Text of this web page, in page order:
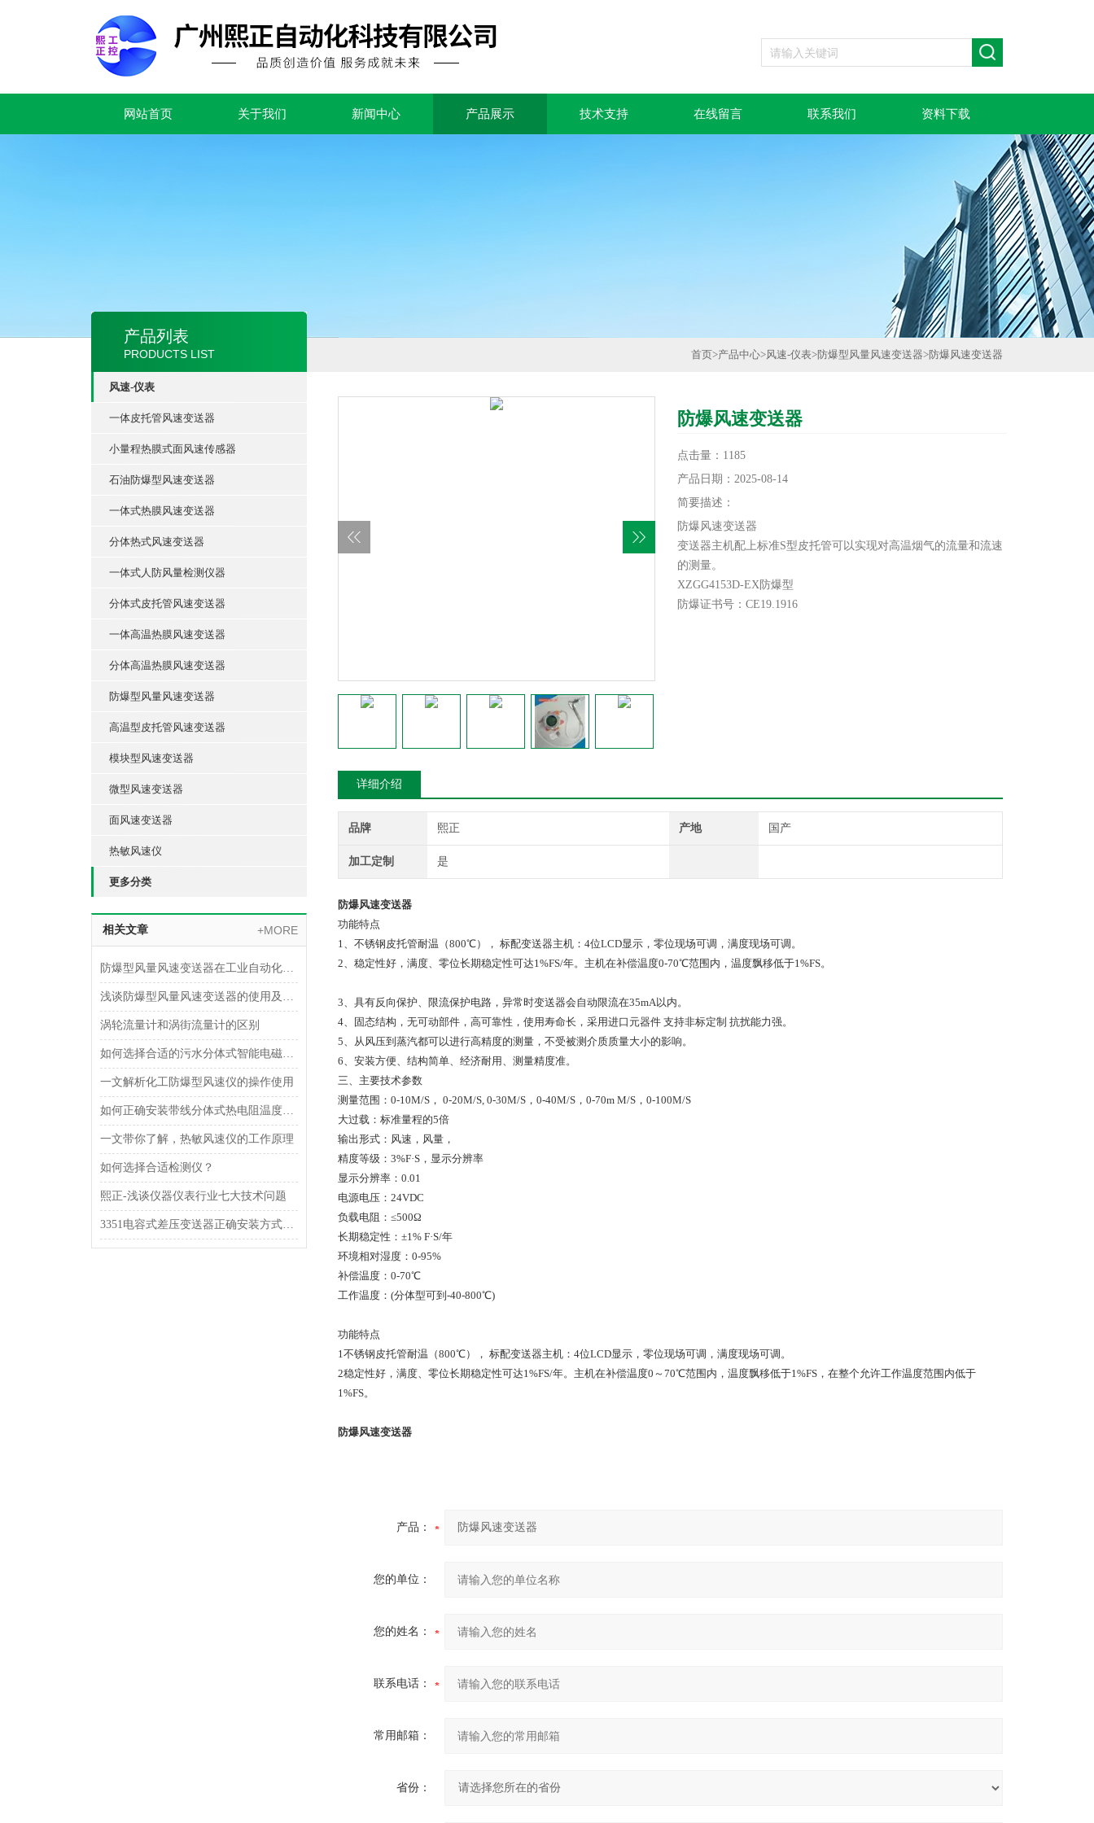
网站首页 关于我们 新闻中心 产品展示 技术支持 在线留言 联系我们 资料下载
产品列表
PRODUCTS LIST
风速-仪表
一体皮托管风速变送器
小量程热膜式面风速传感器
石油防爆型风速变送器
一体式热膜风速变送器
分体热式风速变送器
一体式人防风量检测仪器
分体式皮托管风速变送器
一体高温热膜风速变送器
分体高温热膜风速变送器
防爆型风量风速变送器
高温型皮托管风速变送器
模块型风速变送器
微型风速变送器
面风速变送器
热敏风速仪
更多分类
相关文章 +MORE
防爆型风量风速变送器在工业自动化中的应用领域
浅谈防爆型风量风速变送器的使用及安装注意事项
涡轮流量计和涡街流量计的区别
如何选择合适的污水分体式智能电磁流量计？
一文解析化工防爆型风速仪的操作使用
如何正确安装带线分体式热电阻温度传感器？
一文带你了解，热敏风速仪的工作原理
如何选择合适检测仪？
熙正-浅谈仪器仪表行业七大技术问题
3351电容式差压变送器正确安装方式，一定得掌握！
首页>产品中心>风速-仪表>防爆型风量风速变送器>防爆风速变送器
防爆风速变送器
点击量：1185
产品日期：2025-08-14
简要描述：
防爆风速变送器
变送器主机配上标准S型皮托管可以实现对高温烟气的流量和流速
的测量。
XZGG4153D-EX防爆型
防爆证书号：CE19.1916
详细介绍
品牌 熙正 产地 国产
加工定制 是
防爆风速变送器
功能特点
1、不锈钢皮托管耐温（800℃）， 标配变送器主机：4位LCD显示，零位现场可调，满度现场可调。
2、稳定性好，满度、零位长期稳定性可达1%FS/年。主机在补偿温度0-70℃范围内，温度飘移低于1%FS。
3、具有反向保护、限流保护电路，异常时变送器会自动限流在35mA以内。
4、固态结构，无可动部件，高可靠性，使用寿命长，采用进口元器件 支持非标定制 抗扰能力强。
5、从风压到蒸汽都可以进行高精度的测量，不受被测介质质量大小的影响。
6、安装方便、结构简单、经济耐用、测量精度准。
三、主要技术参数
测量范围：0-10M/S， 0-20M/S, 0-30M/S，0-40M/S，0-70m M/S，0-100M/S
大过载：标准量程的5倍
输出形式：风速，风量，
精度等级：3%F·S，显示分辨率
显示分辨率：0.01
电源电压：24VDC
负载电阻：≤500Ω
长期稳定性：±1% F·S/年
环境相对湿度：0-95%
补偿温度：0-70℃
工作温度：(分体型可到-40-800℃)
功能特点
1不锈钢皮托管耐温（800℃）， 标配变送器主机：4位LCD显示，零位现场可调，满度现场可调。
2稳定性好，满度、零位长期稳定性可达1%FS/年。主机在补偿温度0～70℃范围内，温度飘移低于1%FS，在整个允许工作温度范围内低于
1%FS。
防爆风速变送器
产品：
您的单位：
您的姓名：
联系电话：
常用邮箱：
省份：